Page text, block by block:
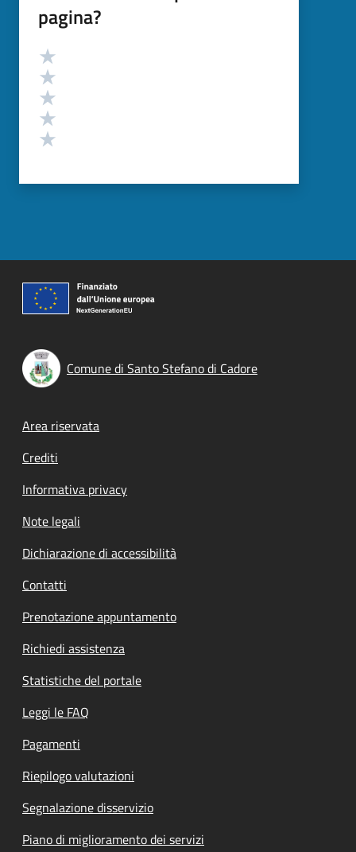
pagina?
Valutazione
Comune di Santo Stefano di Cadore
Footer menu
Area riservata
Crediti
Informativa privacy
Note legali
Dichiarazione di accessibilità
Contatti
Prenotazione appuntamento
Richiedi assistenza
Statistiche del portale
Leggi le FAQ
Pagamenti
Riepilogo valutazioni
Segnalazione disservizio
Piano di miglioramento dei servizi